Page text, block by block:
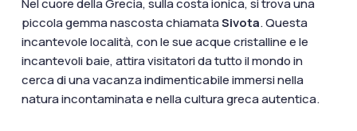
La tua area riservata
Accedi alla tua area riservata per vedere i tuoi preventivi
e le tue pratiche, gestire i pagamenti e scaricare i tuoi
documenti di viaggio.
Nel cuore della Grecia, sulla costa ionica, si trova una
piccola gemma nascosta chiamataSivota. Questa
incantevole località, con le sue acque cristalline e le
incantevoli baie, attira visitatori da tutto il mondo in
cerca di una vacanza indimenticabile immersi nella
natura incontaminata e nella cultura greca autentica.